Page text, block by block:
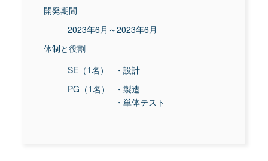
開発期間
2023年6月～2023年6月
体制と役割
SE（1名）
・設計
PG（1名）
・製造
・単体テスト